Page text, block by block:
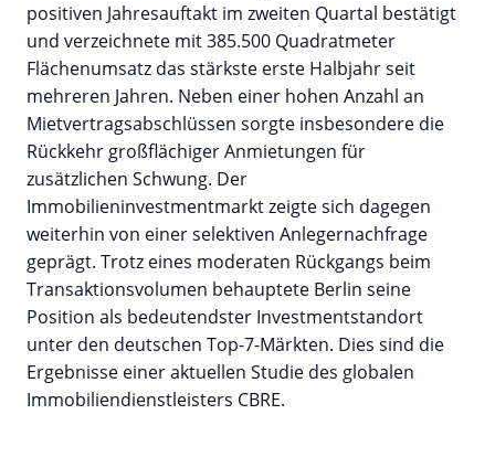
positiven Jahresauftakt im zweiten Quartal bestätigt
und verzeichnete mit 385.500 Quadratmeter
Flächenumsatz das stärkste erste Halbjahr seit
mehreren Jahren. Neben einer hohen Anzahl an
Mietvertragsabschlüssen sorgte insbesondere die
Rückkehr großflächiger Anmietungen für
zusätzlichen Schwung. Der
Immobilieninvestmentmarkt zeigte sich dagegen
weiterhin von einer selektiven Anlegernachfrage
geprägt. Trotz eines moderaten Rückgangs beim
Transaktionsvolumen behauptete Berlin seine
Position als bedeutendster Investmentstandort
unter den deutschen Top-7-Märkten. Dies sind die
Ergebnisse einer aktuellen Studie des globalen
Immobiliendienstleisters CBRE.